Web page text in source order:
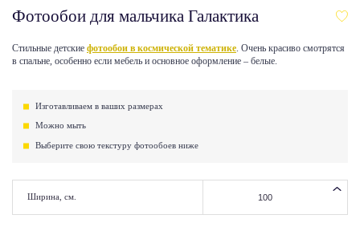
Фотообои для мальчика Галактика
Стильные детские фотообои в космической тематике. Очень красиво смотрятся
в спальне, особенно если мебель и основное оформление – белые.
Изготавливаем в ваших размерах
Можно мыть
Выберите свою текстуру фотообоев ниже
Ширина, см.